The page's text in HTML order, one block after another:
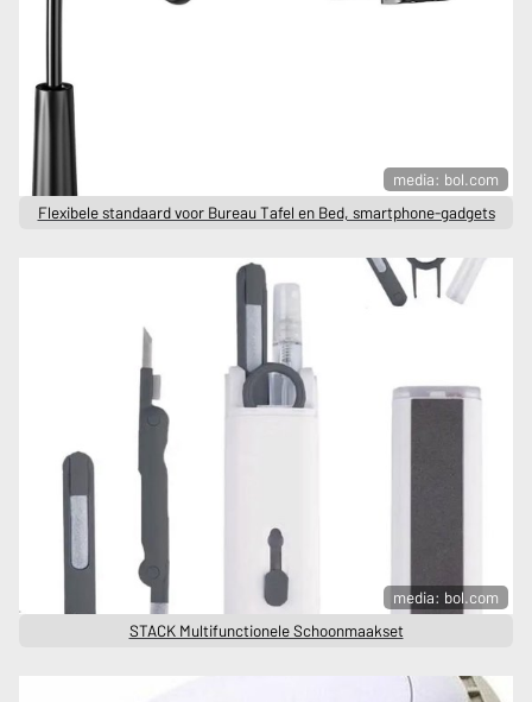
media: bol.com
Flexibele standaard voor Bureau Tafel en Bed, smartphone-gadgets
media: bol.com
STACK Multifunctionele Schoonmaakset